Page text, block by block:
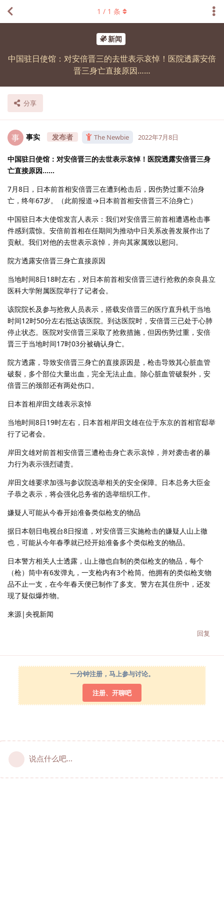
新闻
中国驻日使馆：对安倍晋三的去世表示哀悼！医院透露安倍
晋三身亡直接原因……
分享
1 / 1 条
事 事实 The Newbie 2022年7月8日
中国驻日使馆：对安倍晋三的去世表示哀悼！医院透露安倍晋三身
亡直接原因……
7月8日，日本前首相安倍晋三在遭到枪击后，因伤势过重不治身
亡，终年67岁。（此前报道→日本前首相安倍晋三不治身亡）
中国驻日本大使馆发言人表示：我们对安倍晋三前首相遭遇枪击事
件感到震惊。安倍前首相在任期间为推动中日关系改善发展作出了
贡献。我们对他的去世表示哀悼，并向其家属致以慰问。
院方透露安倍晋三身亡直接原因
当地时间8日18时左右，对日本前首相安倍晋三进行抢救的奈良县立
医科大学附属医院举行了记者会。
该院院长及参与抢救人员表示，搭载安倍晋三的医疗直升机于当地
时间12时50分左右抵达该医院。到达医院时，安倍晋三已处于心肺
停止状态。医院对安倍晋三采取了抢救措施，但因伤势过重，安倍
晋三于当地时间17时03分被确认身亡。
院方透露，导致安倍晋三身亡的直接原因是，枪击导致其心脏血管
破裂，多个部位大量出血，完全无法止血。除心脏血管破裂外，安
倍晋三的颈部还有两处伤口。
日本首相岸田文雄表示哀悼
当地时间8日19时左右，日本首相岸田文雄在位于东京的首相官邸举
行了记者会。
岸田文雄对前首相安倍晋三遭枪击身亡表示哀悼，并对袭击者的暴
力行为表示强烈谴责。
岸田文雄要求加强与参议院选举相关的安全保障。日本总务大臣金
子恭之表示，将会强化总务省的选举组织工作。
嫌疑人可能从今春开始准备类似枪支的物品
据日本朝日电视台8日报道，对安倍晋三实施枪击的嫌疑人山上徹
也，可能从今年春季就已经开始准备多个类似枪支的物品。
日本警方相关人士透露，山上徹也自制的类似枪支的物品，每个
（枪）筒中有6发弹丸，一支枪内有3个枪筒。他拥有的类似枪支物
品不止一支，在今年春天便已制作了多支。警方在其住所中，还发
现了疑似爆炸物。
来源|央视新闻
回复
一分钟注册，马上参与讨论。
注册、开聊吧
说点什么吧...